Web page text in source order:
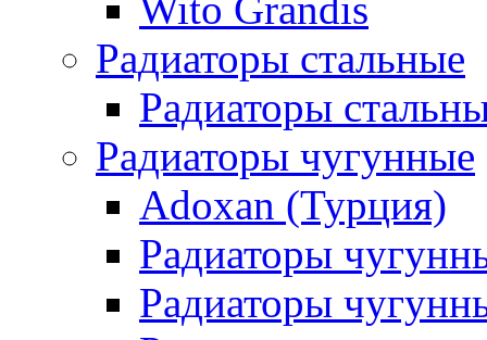
Радиаторы стальные
Радиаторы
Радиаторы чугунные
Adoxan (Турция)
Радиаторы
Радиаторы